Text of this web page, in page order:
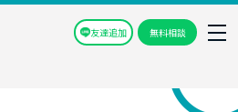
友達追加 無料相談